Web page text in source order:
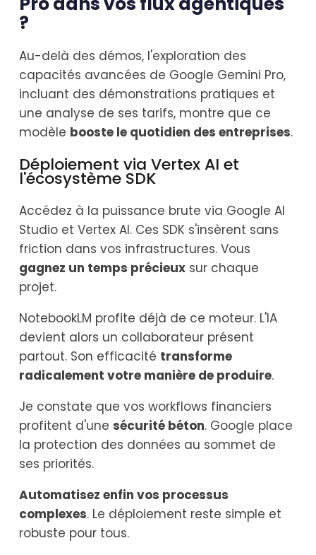
?
Au-delà des démos, l'exploration des
capacités avancées de Google Gemini Pro,
incluant des démonstrations pratiques et
une analyse de ses tarifs, montre que ce
modèle booste le quotidien des entreprises.
Déploiement via Vertex AI et
l'écosystème SDK
Accédez à la puissance brute via Google AI
Studio et Vertex AI. Ces SDK s'insèrent sans
friction dans vos infrastructures. Vous
gagnez un temps précieux sur chaque
projet.
NotebookLM profite déjà de ce moteur. L'IA
devient alors un collaborateur présent
partout. Son efficacité transforme
radicalement votre manière de produire.
Je constate que vos workflows financiers
profitent d'une sécurité béton. Google place
la protection des données au sommet de
ses priorités.
Automatisez enfin vos processus
complexes. Le déploiement reste simple et
robuste pour tous.